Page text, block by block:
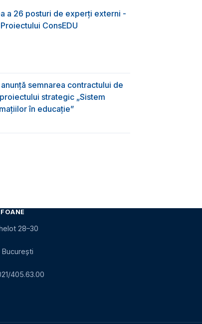
a 26 posturi de experți externi -
ConsEDU
semnarea contractului de
strategic „Sistem
în educație”
28–30
București
405.63.00